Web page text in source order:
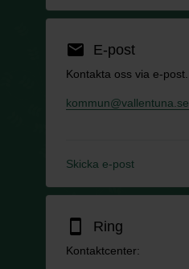
email E-post
Kontakta oss via e-post.
kommun@vallentuna.se
Skicka e-post
smartphone Ring
Kontaktcenter: